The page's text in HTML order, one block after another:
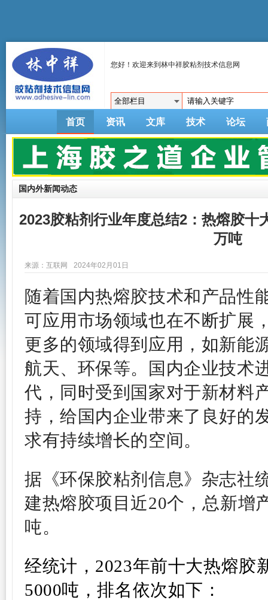
您好！欢迎来到林中祥胶粘剂技术信息网
首页 资讯 文库 技术 论坛
国内外新闻动态
2023胶粘剂行业年度总结2：热熔胶十
万吨
来源：互联网 2024年02月01日
随着国内热熔胶技术和产品性
可应用市场领域也在不断扩展
更多的领域得到应用，如新能
航天、环保等。
国内企业技术
代，同时受到国家对于新材料
持，给国内企业带来了良好的
求有持续增长的空间。
据《环保胶粘剂信息》杂志社
建热熔胶项目 近20个，总新增
吨。
经统计，2023年前十大热熔胶
5000吨，排名依次如下：